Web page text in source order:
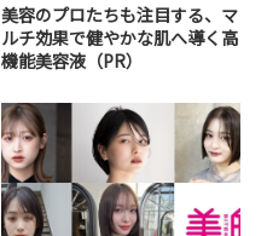
美容のプロたちも注目する、マ
ルチ効果で健やかな肌へ導く高
機能美容液（PR）